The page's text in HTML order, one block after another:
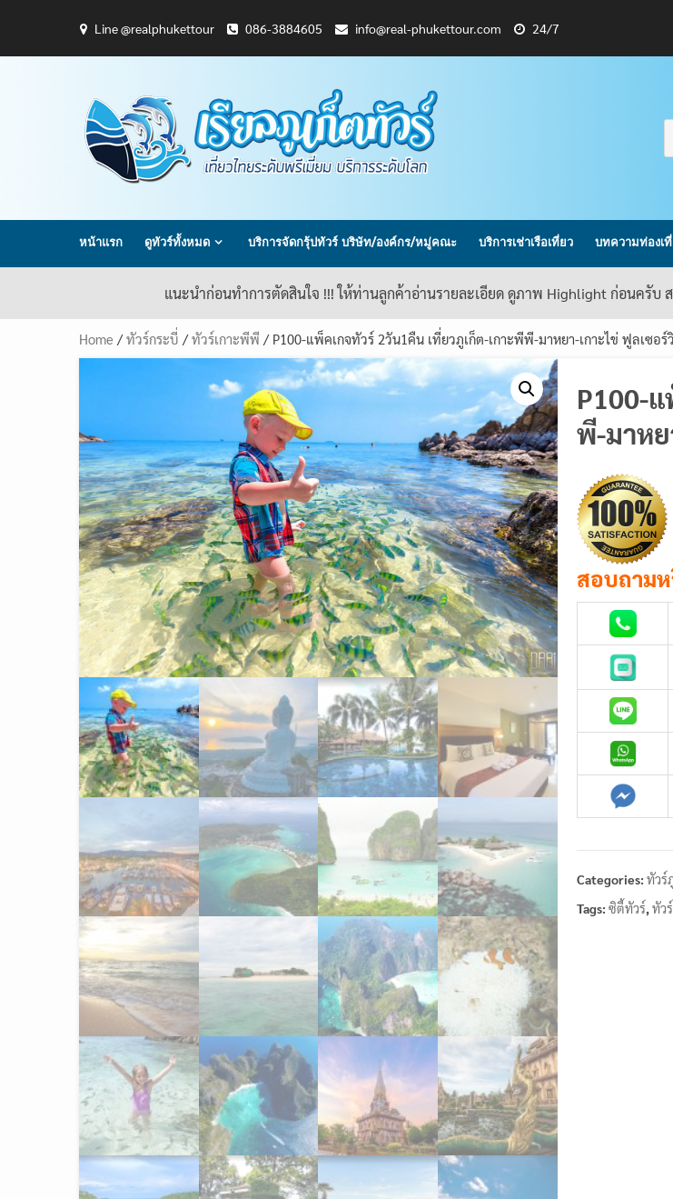
content
Line @realphukettour 086-3884605 info@real-phukettour.com
24/7
หน้าแรก ดูทัวร์ทั้งหมด บริการจัดกรุ้ปทัวร์ บริษัท/องค์กร/หมู่คณะ บริการเช่าเรือเที่ยว บทความท่องเ
แนะนำก่อนทำการตัดสินใจ !!! ให้ท่านลูกค้าอ่านรายละเอียด ดูภาพ Highlight ก่อนครับ
Home /ทัวร์กระบี่ /ทัวร์เกาะพีพี / P100-แพ็คเกจทัวร์ 2วัน1คืน เที่ยวภูเก็ต-เกาะพีพี-มาหยา-เกาะไข่ ฟูลเซอร์
P100-
พี-มาหย
สอบถาม
Categories:ทัวร์
Tags:ซิตี้ทัวร์,ทัว